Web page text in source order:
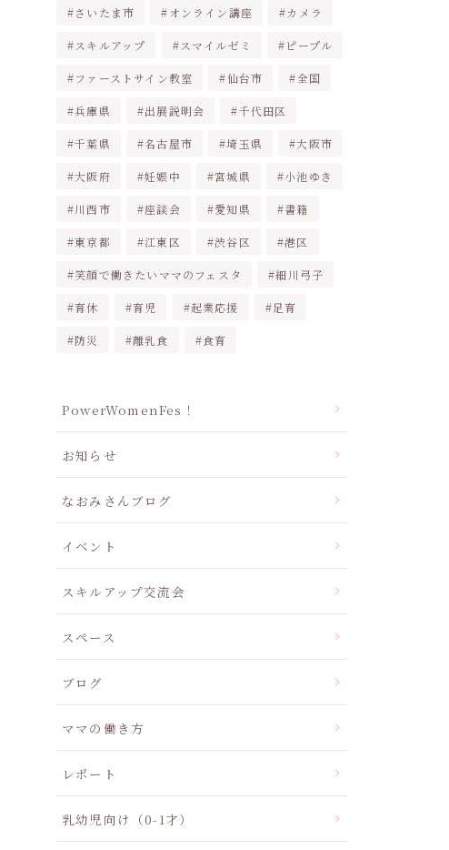
さいたま市 オンライン講座 カメラ
スキルアップ スマイルゼミ ピープル
ファーストサイン教室 仙台市 全国
兵庫県 出展説明会 千代田区
千葉県 名古屋市 埼玉県 大阪市
大阪府 妊娠中 宮城県 小池ゆき
川西市 座談会 愛知県 書籍
東京都 江東区 渋谷区 港区
笑顔で働きたいママのフェスタ 細川弓子
育休 育児 起業応援 足育
防災 離乳食 食育
PowerWomenFes！
お知らせ
なおみさんブログ
イベント
スキルアップ交流会
スペース
ブログ
ママの働き方
レポート
乳幼児向け（0-1才）